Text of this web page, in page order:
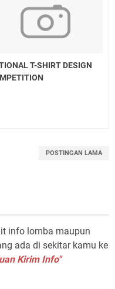
T-SHIRT DESIGN
POSTINGAN LAMA
info lomba maupun
ada di sekitar kamu ke
Kirim Info"